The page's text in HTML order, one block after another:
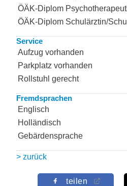
ÖÄK-Diplom
ÖÄK-Diplom Schulärztin/
Service
Aufzug vorhanden
Parkplatz vorhanden
Rollstuhl gerecht
Fremdsprachen
Englisch
Holländisch
Gebärdensprache
> zurück
teilen